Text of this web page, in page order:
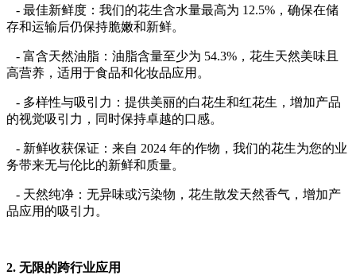
- 最佳新鲜度：我们的花生含水量最高为 12.5%，确保在储
存和运输后仍保持脆嫩和新鲜。
- 富含天然油脂：油脂含量至少为 54.3%，花生天然美味且
高营养，适用于食品和化妆品应用。
- 多样性与吸引力：提供美丽的白花生和红花生，增加产品
的视觉吸引力，同时保持卓越的口感。
- 新鲜收获保证：来自 2024 年的作物，我们的花生为您的业
务带来无与伦比的新鲜和质量。
- 天然纯净：无异味或污染物，花生散发天然香气，增加产
品应用的吸引力。
2. 无限的跨行业应用